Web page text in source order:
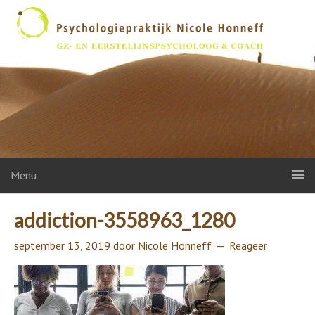
Menu
addiction-3558963_1280
september 13, 2019 door Nicole Honneff Reageer